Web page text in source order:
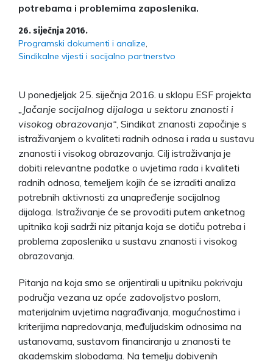
potrebama i problemima zaposlenika.
26. siječnja 2016.
Programski dokumenti i analize
Sindikalne vijesti i socijalno partnerstvo
U ponedjeljak 25. siječnja 2016. u sklopu ESF projekta
„Jačanje socijalnog dijaloga u sektoru znanosti i
visokog obrazovanja“ , Sindikat znanosti započinje s
istraživanjem o kvaliteti radnih odnosa i rada u sustavu
znanosti i visokog obrazovanja. Cilj istraživanja je
dobiti relevantne podatke o uvjetima rada i kvaliteti
radnih odnosa, temeljem kojih će se izraditi analiza
potrebnih aktivnosti za unapređenje socijalnog
dijaloga. Istraživanje će se provoditi putem anketnog
upitnika koji sadrži niz pitanja koja se dotiču potreba i
problema zaposlenika u sustavu znanosti i visokog
obrazovanja.
Pitanja na koja smo se orijentirali u upitniku pokrivaju
područja vezana uz opće zadovoljstvo poslom,
materijalnim uvjetima nagrađivanja, mogućnostima i
kriterijima napredovanja, međuljudskim odnosima na
ustanovama, sustavom financiranja u znanosti te
akademskim slobodama. Na temelju dobivenih